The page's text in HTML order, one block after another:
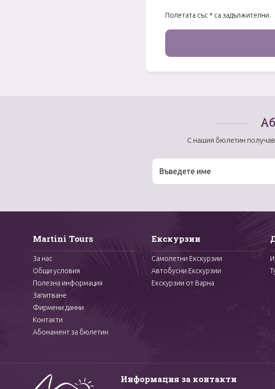
Полетата със * са задължителни.
С нашия бюлетин
Martini Tours
За нас
Общи условия
Полезна информация
Запитване
Фирмени данни
Контакти
Абонамент за бюлетин
Екскурзии
Самолетни Екскурзии
Автобусни Екскурзии
Екскурзии от Варна
Информация за контакти